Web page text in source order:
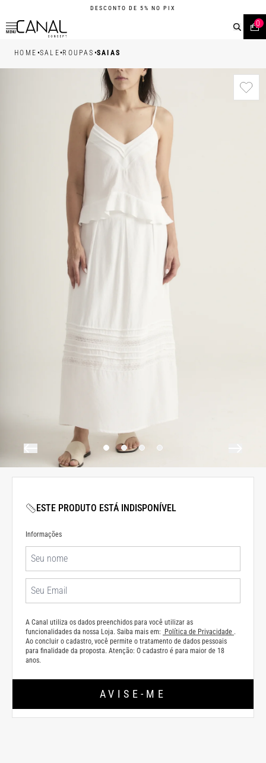
DESCONTO DE 5% NO PIX
MENU
0
HOME •SALE•ROUPAS •SAIAS
ESTE PRODUTO ESTÁ INDISPONÍVEL
Informações
A Canal utiliza os dados preenchidos para você utilizar as
funcionalidades da nossa Loja. Saiba mais em:
Política de Privacidade .
Ao concluir o cadastro, você permite o tratamento de dados pessoais
para finalidade da proposta. Atenção: O cadastro é para maior de 18
anos.
AVISE-ME